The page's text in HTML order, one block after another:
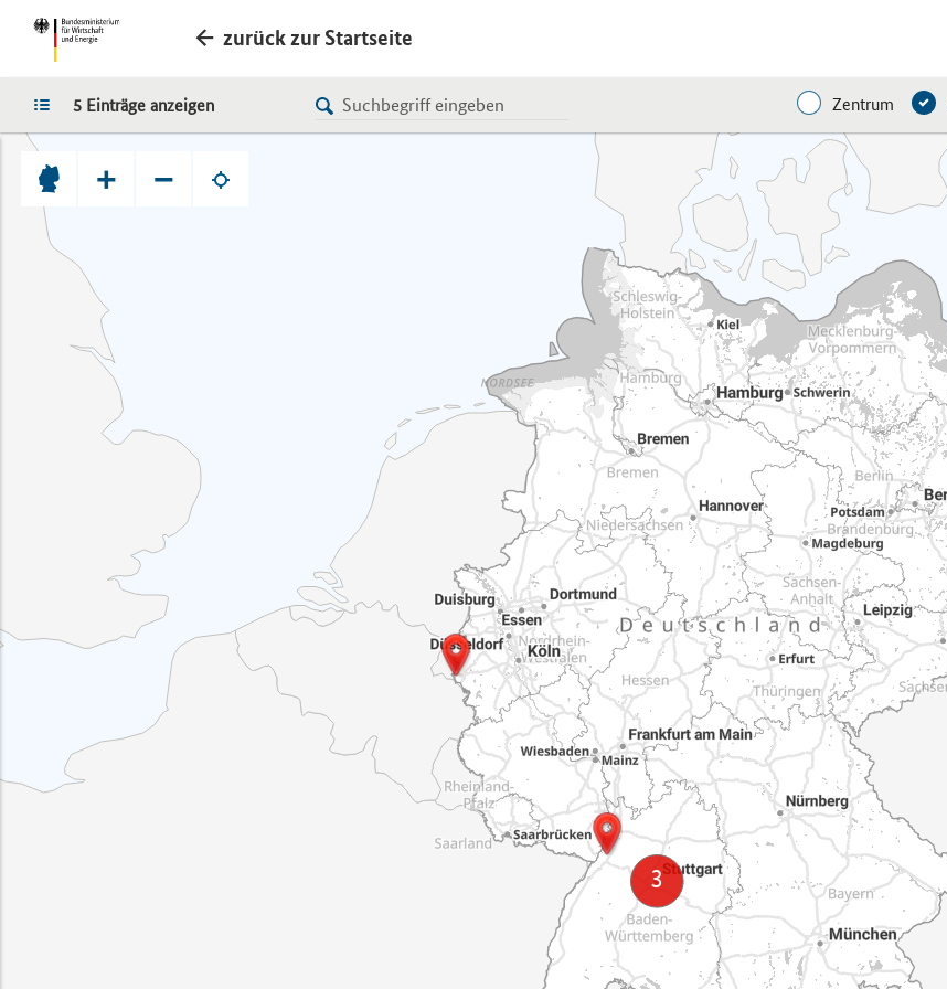
zurück zur Startseite
LISTE Zentrum
5 Einträge anzeigen
+ −